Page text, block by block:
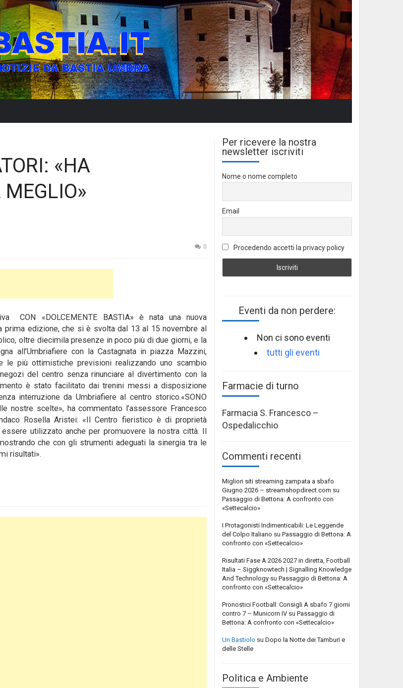
«HA
0
CON «DOLCEMENTE BASTIA» è nata una nuova
prima edizione, che si è svolta dal 13 al 15 novembre al
oltre diecimila presenze in poco più di due giorni, e la
all’Umbriafiere con la Castagnata in piazza Mazzini,
le più ottimistiche previsioni realizzando uno scambio
del centro senza rinunciare al divertimento con la
è stato facilitato dai trenini messi a disposizione
interruzione da Umbriafiere al centro storico.«SONO
nostre scelte», ha commentato l’assessore Francesco
Rosella Aristei: «Il Centro fieristico è di proprietà
utilizzato anche per promuovere la nostra città. Il
che con gli strumenti adeguati la sinergia tra le
risultati».
Per ricevere la nostra
newsletter iscriviti
Nome o nome completo
Email
Procedendo accetti la privacy policy
Eventi da non perdere:
Non ci sono eventi
tutti gli eventi
Farmacie di turno
Farmacia S. Francesco –
Ospedalicchio
Commenti recenti
Migliori siti streaming zampata a sbafo
Giugno 2026 – streamshopdirect.com su
Passaggio di Bettona: A confronto con
«Settecalcio»
I Protagonisti Indimenticabili: Le Leggende
del Colpo Italiano su Passaggio di Bettona: A
confronto con «Settecalcio»
Risultati Fase A 2026 2027 in diretta, Football
Italia – Siggknowtech | Signalling Knowledge
And Technology su Passaggio di Bettona: A
confronto con «Settecalcio»
Pronostici Football: Consigli A sbafo 7 giorni
contro 7 – Municorn IV su Passaggio di
Bettona: A confronto con «Settecalcio»
Un Bastiolo su Dopo la Notte dei Tamburi e
delle Stelle
Politica e Ambiente